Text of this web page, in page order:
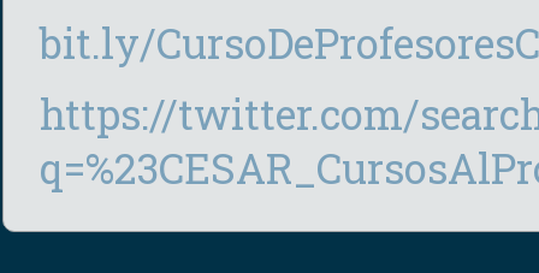
bit.ly/
https://twitter.com/